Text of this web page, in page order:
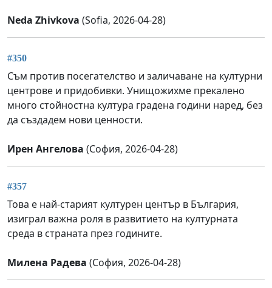
Neda Zhivkova (Sofia, 2026-04-28)
#350
Съм против посегателство и заличаване на културни
центрове и придобивки. Унищожихме прекалено
много стойностна култура градена години наред, без
да създадем нови ценности.
Ирен Ангелова (София, 2026-04-28)
#357
Това е най-старият културен център в България,
изиграл важна роля в развитието на културната
среда в страната през годините.
Милена Радева (София, 2026-04-28)